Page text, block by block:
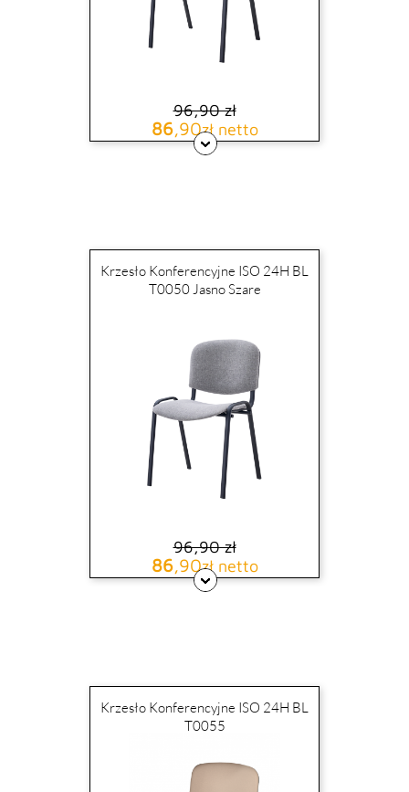
Cena podstawowa
96,90 zł
Cena
86,90zł netto
Krzesło Konferencyjne ISO 24H BL
T0050 Jasno Szare
Cena podstawowa
96,90 zł
Cena
86,90zł netto
Krzesło Konferencyjne ISO 24H BL
T0055